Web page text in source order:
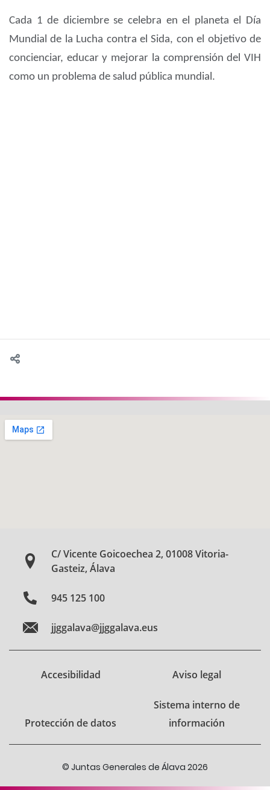
Cada 1 de diciembre se celebra en el planeta el Día
Mundial de la Lucha contra el Sida, con el objetivo de
concienciar, educar y mejorar la comprensión del VIH
como un problema de salud pública mundial.
C/ Vicente Goicoechea 2, 01008 Vitoria-
Gasteiz, Álava
945 125 100
jjggalava@jjggalava.eus
Accesibilidad Aviso legal
Protección de datos
Sistema interno de
información
© Juntas Generales de Álava 2026